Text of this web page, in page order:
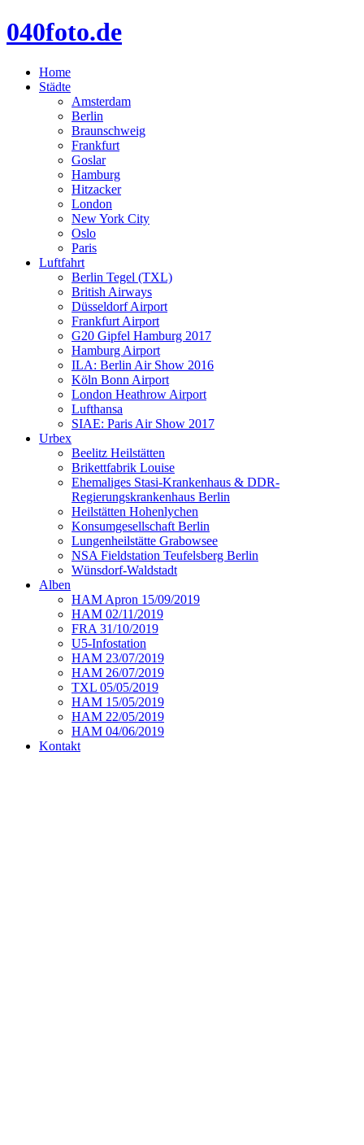
040foto.de
Home
Städte
Amsterdam
Berlin
Braunschweig
Frankfurt
Goslar
Hamburg
Hitzacker
London
New York City
Oslo
Paris
Luftfahrt
Berlin Tegel (TXL)
British Airways
Düsseldorf Airport
Frankfurt Airport
G20 Gipfel Hamburg 2017
Hamburg Airport
ILA: Berlin Air Show 2016
Köln Bonn Airport
London Heathrow Airport
Lufthansa
SIAE: Paris Air Show 2017
Urbex
Beelitz Heilstätten
Brikettfabrik Louise
Ehemaliges Stasi-Krankenhaus & DDR-
Regierungskrankenhaus Berlin
Heilstätten Hohenlychen
Konsumgesellschaft Berlin
Lungenheilstätte Grabowsee
NSA Fieldstation Teufelsberg Berlin
Wünsdorf-Waldstadt
Alben
HAM Apron 15/09/2019
HAM 02/11/2019
FRA 31/10/2019
U5-Infostation
HAM 23/07/2019
HAM 26/07/2019
TXL 05/05/2019
HAM 15/05/2019
HAM 22/05/2019
HAM 04/06/2019
Kontakt